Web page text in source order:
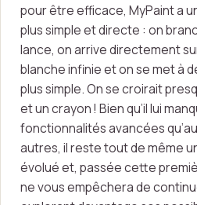
pour être efficace, MyPaint a
plus simple et directe : on
lance, on arrive directement
blanche infinie et on se met à
plus simple. On se croirait
et un crayon ! Bien qu’il lui
fonctionnalités avancées
autres, il reste tout de même
évolué et, passée cette
ne vous empêchera de